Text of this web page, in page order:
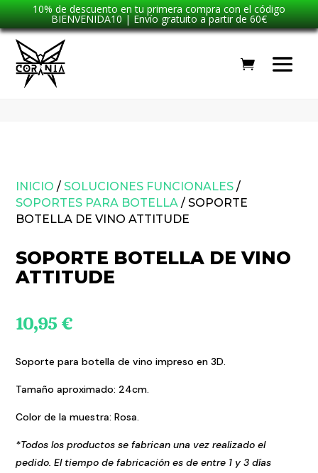
10% de descuento en tu primera compra con el código
BIENVENIDA10 | Envío gratuito a partir de 60€
INICIO / SOLUCIONES FUNCIONALES /
SOPORTES PARA BOTELLA / SOPORTE
BOTELLA DE VINO ATTITUDE
SOPORTE BOTELLA DE VINO
ATTITUDE
10,95€
Soporte para botella de vino impreso en 3D.
Tamaño aproximado: 24cm.
Color de la muestra: Rosa.
*Todos los productos se fabrican una vez realizado el
pedido. El tiempo de fabricación es de entre 1 y 3 días